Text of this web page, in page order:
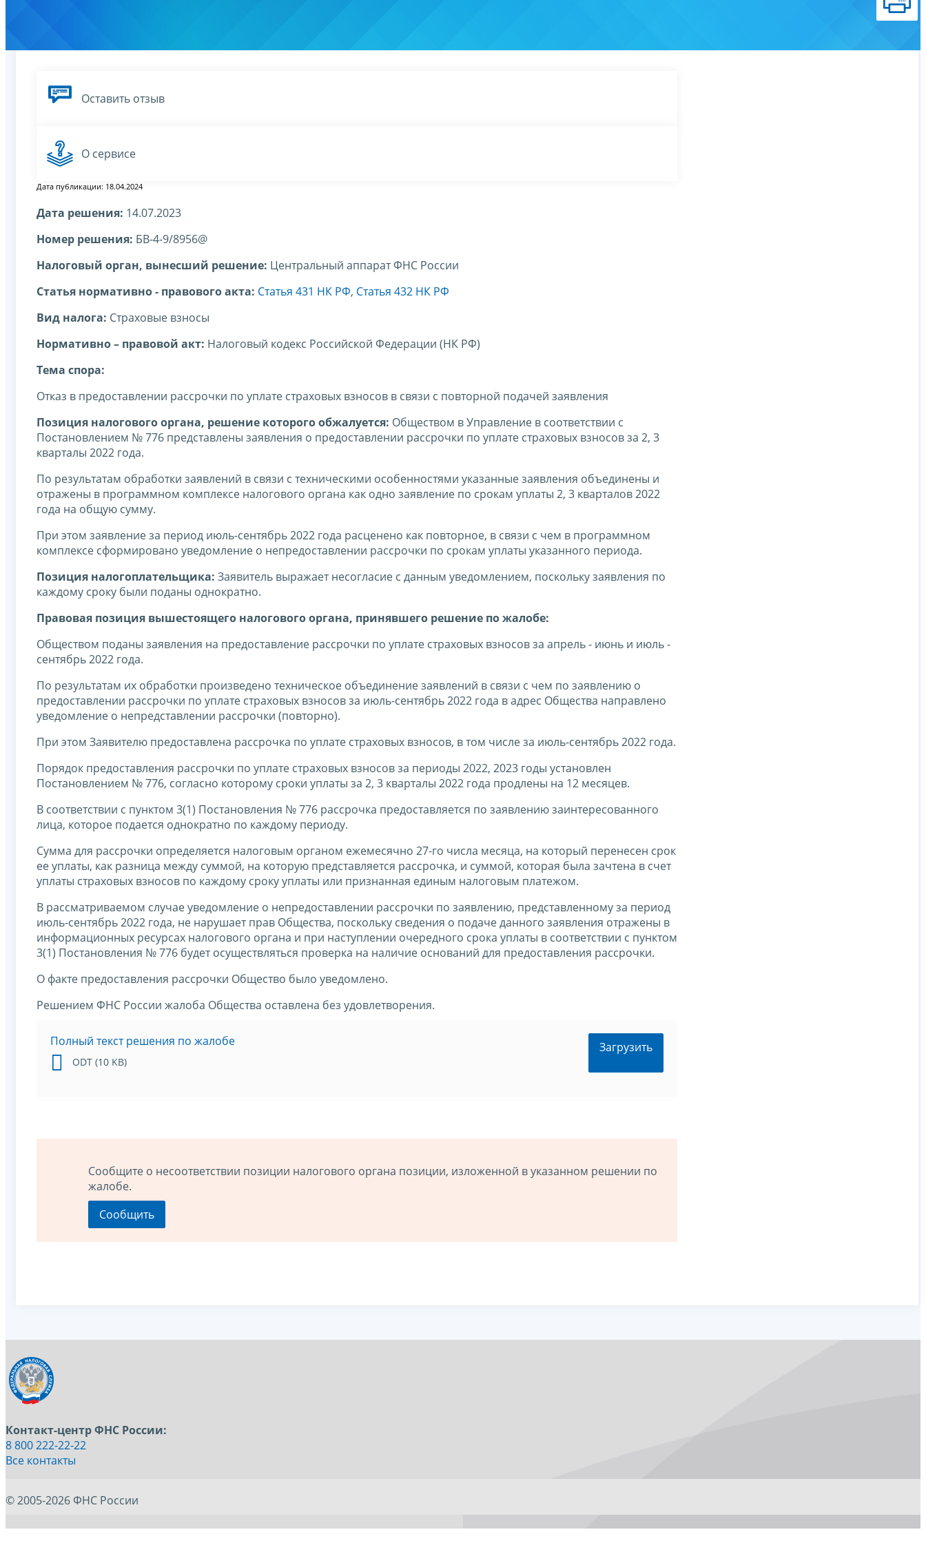
Оставить отзыв
О сервисе
Дата публикации: 18.04.2024
Дата решения: 14.07.2023
Номер решения: БВ-4-9/8956@
Налоговый орган, вынесший решение: Центральный аппарат ФНС России
Статья нормативно - правового акта: Статья 431 НК РФ, Статья 432 НК РФ
Вид налога: Страховые взносы
Нормативно – правовой акт: Налоговый кодекс Российской Федерации (НК РФ)
Тема спора:
Отказ в предоставлении рассрочки по уплате страховых взносов в связи с повторной подачей заявления
Позиция налогового органа, решение которого обжалуется: Обществом в Управление в соответствии с
Постановлением № 776 представлены заявления о предоставлении рассрочки по уплате страховых взносов за 2, 3
кварталы 2022 года.
По результатам обработки заявлений в связи с техническими особенностями указанные заявления объединены и
отражены в программном комплексе налогового органа как одно заявление по срокам уплаты 2, 3 кварталов 2022
года на общую сумму.
При этом заявление за период июль-сентябрь 2022 года расценено как повторное, в связи с чем в программном
комплексе сформировано уведомление о непредоставлении рассрочки по срокам уплаты указанного периода.
Позиция налогоплательщика: Заявитель выражает несогласие с данным уведомлением, поскольку заявления по
каждому сроку были поданы однократно.
Правовая позиция вышестоящего налогового органа, принявшего решение по жалобе:
Обществом поданы заявления на предоставление рассрочки по уплате страховых взносов за апрель - июнь и июль -
сентябрь 2022 года.
По результатам их обработки произведено техническое объединение заявлений в связи с чем по заявлению о
предоставлении рассрочки по уплате страховых взносов за июль-сентябрь 2022 года в адрес Общества направлено
уведомление о непредставлении рассрочки (повторно).
При этом Заявителю предоставлена рассрочка по уплате страховых взносов, в том числе за июль-сентябрь 2022 года.
Порядок предоставления рассрочки по уплате страховых взносов за периоды 2022, 2023 годы установлен
Постановлением № 776, согласно которому сроки уплаты за 2, 3 кварталы 2022 года продлены на 12 месяцев.
В соответствии с пунктом 3(1) Постановления № 776 рассрочка предоставляется по заявлению заинтересованного
лица, которое подается однократно по каждому периоду.
Сумма для рассрочки определяется налоговым органом ежемесячно 27-го числа месяца, на который перенесен срок
ее уплаты, как разница между суммой, на которую представляется рассрочка, и суммой, которая была зачтена в счет
уплаты страховых взносов по каждому сроку уплаты или признанная единым налоговым платежом.
В рассматриваемом случае уведомление о непредоставлении рассрочки по заявлению, представленному за период
июль-сентябрь 2022 года, не нарушает прав Общества, поскольку сведения о подаче данного заявления отражены в
информационных ресурсах налогового органа и при наступлении очередного срока уплаты в соответствии с пунктом
3(1) Постановления № 776 будет осуществляться проверка на наличие оснований для предоставления рассрочки.
О факте предоставления рассрочки Общество было уведомлено.
Решением ФНС России жалоба Общества оставлена без удовлетворения.
Полный текст решения по жалобе
ODT (10 KB)
Загрузить
Сообщите о несоответствии позиции налогового органа позиции, изложенной в указанном решении по
жалобе.
Контакт-центр ФНС России:
8 800 222-22-22
Все контакты
© 2005-2026 ФНС России